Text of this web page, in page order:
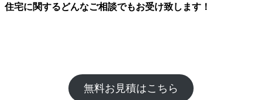
住宅に関するどんなご相談でもお受け致します！
無料お見積はこちら